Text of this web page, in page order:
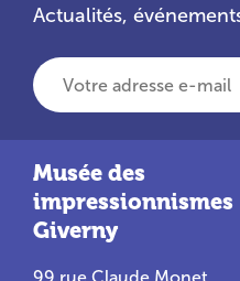
Actualités,
Votre adresse e-mail
Musée des
impressionnismes
Giverny